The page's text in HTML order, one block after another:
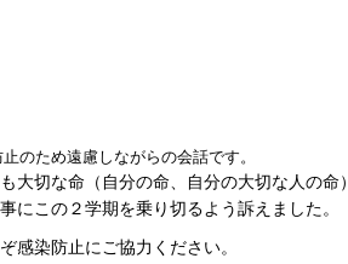
のため遠慮しながらの会話です。
大切な命（自分の命、自分の大切な人の命）
にこの２学期を乗り切るよう訴えました。
感染防止にご協力ください。